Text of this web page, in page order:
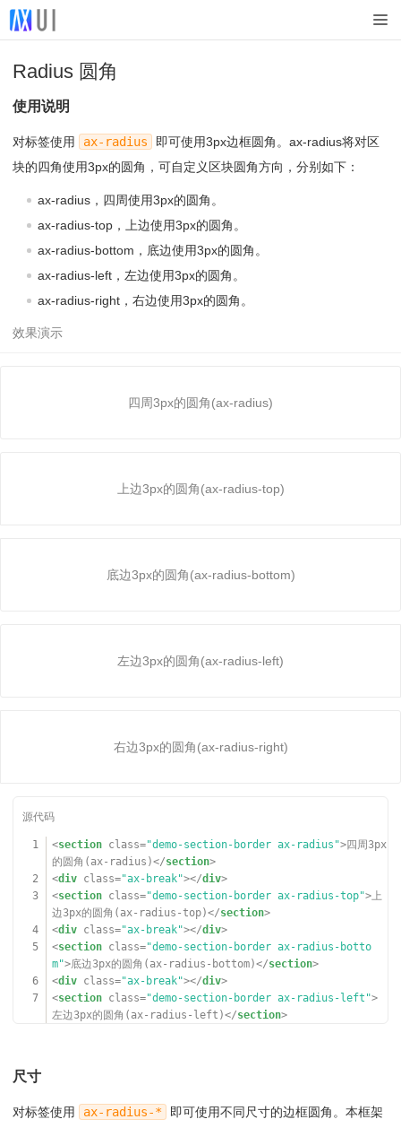
Radius 圆角
使用说明
对标签使用 ax-radius
即可使用3px边框圆角。ax-radius将对区
块的四角使用3px的圆角，可自定义区块圆角方向，分别如下：
ax-radius，四周使用3px的圆角。
ax-radius-top，上边使用3px的圆角。
ax-radius-bottom，底边使用3px的圆角。
ax-radius-left，左边使用3px的圆角。
ax-radius-right，右边使用3px的圆角。
四周3px的圆角(ax-radius)
上边3px的圆角(ax-radius-top)
底边3px的圆角(ax-radius-bottom)
左边3px的圆角(ax-radius-left)
右边3px的圆角(ax-radius-right)
1 <section class="demo-section-border ax-radius">四周3px
的圆角(ax-radius)</section>
2
<div class="ax-break"></div>
3
<section class="demo-section-border ax-radius-top">上
边3px的圆角(ax-radius-top)</section>
4
<div class="ax-break"></div>
5
<section class="demo-section-border ax-radius-botto
m">底边3px的圆角(ax-radius-bottom)</section>
6
<div class="ax-break"></div>
7
<section class="demo-section-border ax-radius-left">
左边3px的圆角(ax-radius-left)</section>
尺寸
对标签使用 ax-radius-*
即可使用不同尺寸的边框圆角。本框架